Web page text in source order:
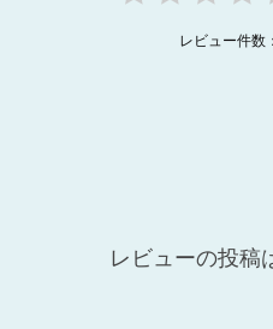
レビュー件数：
レビューの投稿